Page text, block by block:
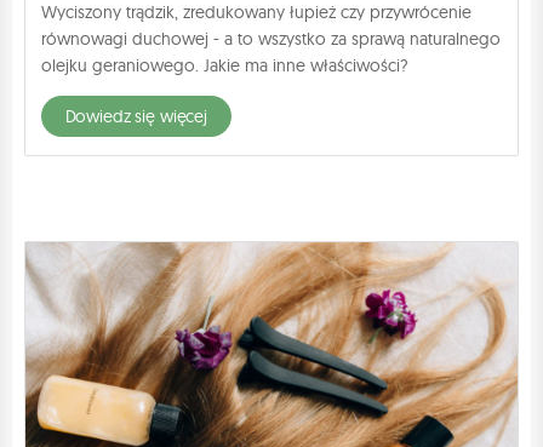
Wyciszony trądzik, zredukowany łupież czy przywrócenie
równowagi duchowej - a to wszystko za sprawą naturalnego
olejku geraniowego. Jakie ma inne właściwości?
dowiedz się więcej